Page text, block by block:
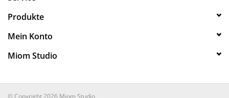
Produkte
Mein Konto
Miom Studio